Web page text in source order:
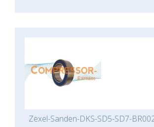
Zexel-Sanden-DKS-SD5-SD7-